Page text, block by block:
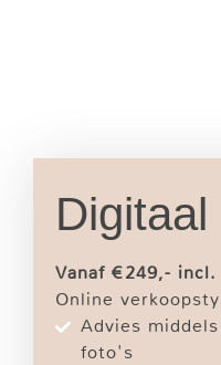
Digitaal
Vanaf €249,-
Online
Advies
foto's